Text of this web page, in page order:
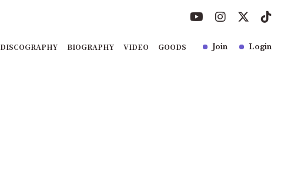
DISCOGRAPHY BIOGRAPHY VIDEO GOODS Join Login